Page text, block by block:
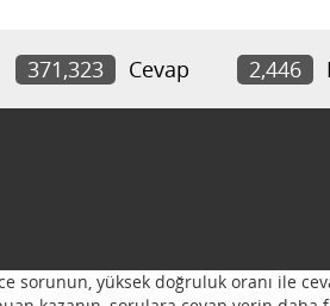
371,323 Cevap 2,446
yüksek doğruluk oranı ile